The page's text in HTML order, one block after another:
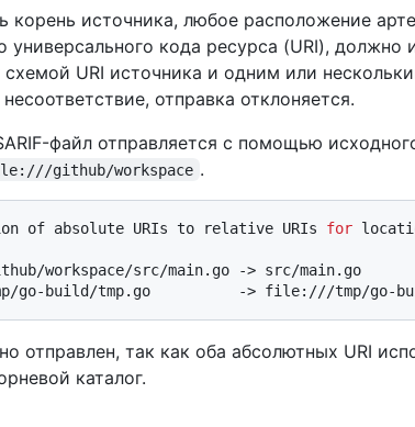
корень источника, любое расположение
универсального кода ресурса (URI), должно
URI источника и одним или
отправка отклоняется.
файл отправляется с помощью
github/workspace .
of absolute URIs to relative URIs for
workspace/src/main.go -> src/main.go
отправлен, так как оба абсолютных URI
каталог.